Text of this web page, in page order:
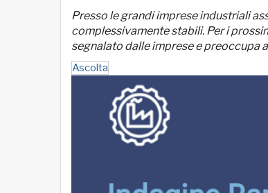
Presso le grandi imprese industriali
complessivamente stabili. Per i
segnalato dalle imprese e preoccupa
Ascolta